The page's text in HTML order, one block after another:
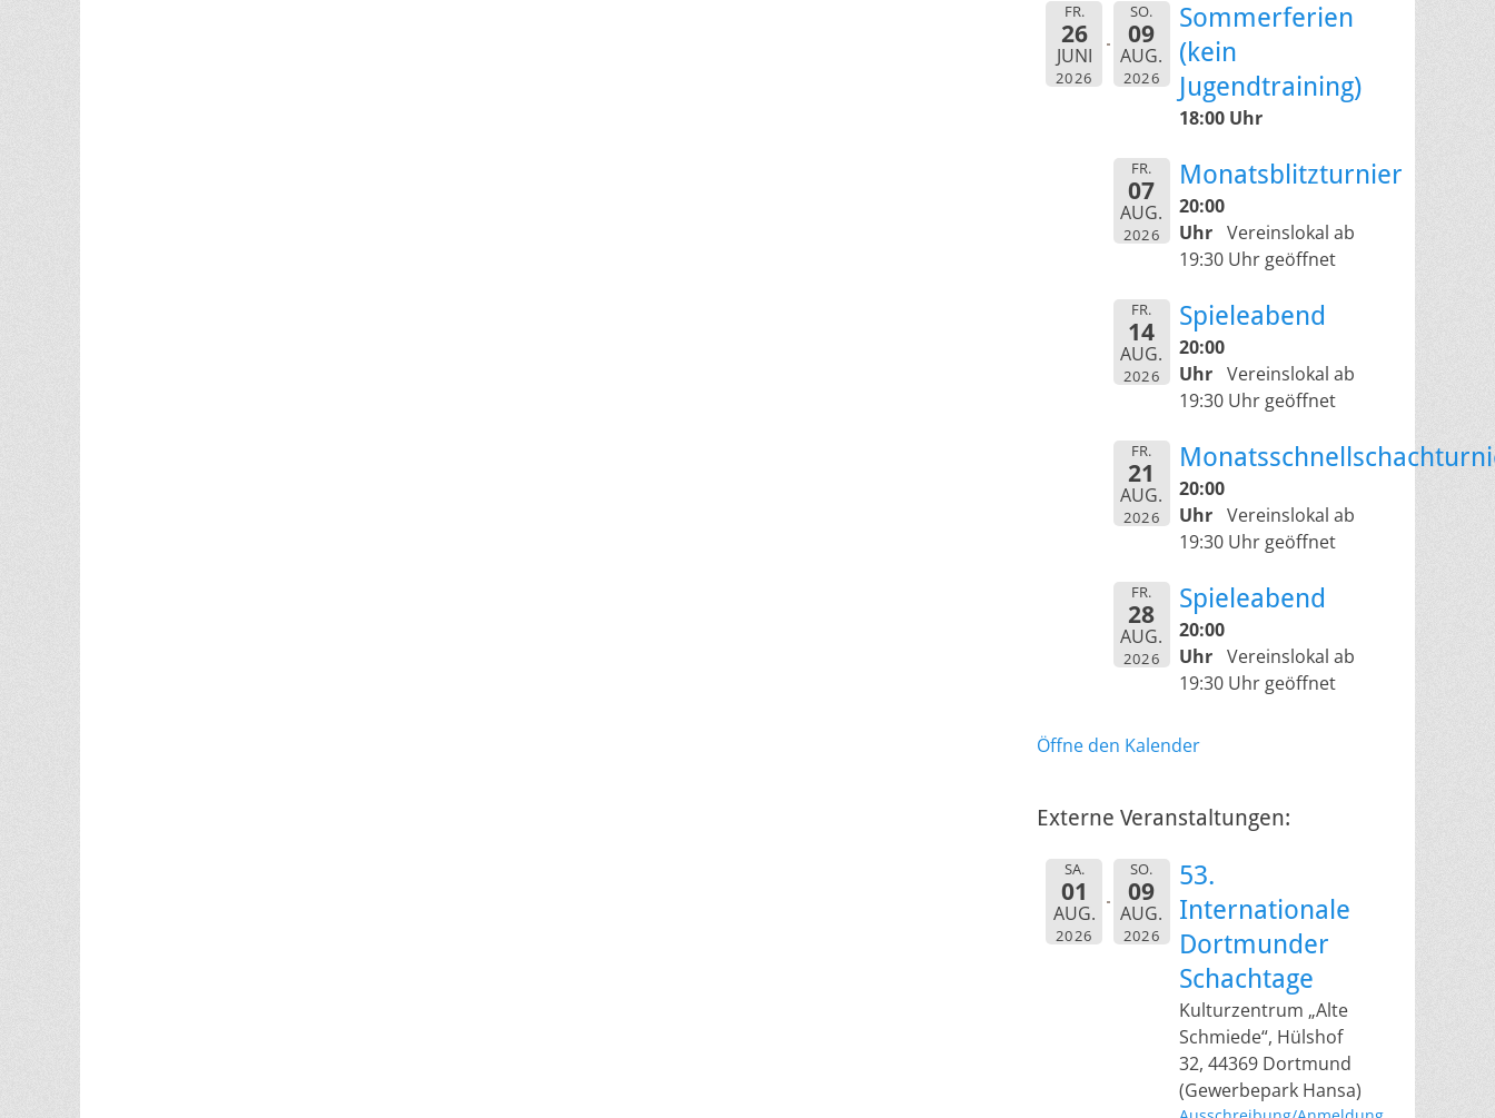
FR.
26
JUNI
2026
SO.
09
AUG.
2026
Sommerferien
(kein
Jugendtraining)
18:00 Uhr
FR.
07
AUG.
2026
Monatsblitzturnier
20:00
Uhr Vereinslokal ab
19:30 Uhr geöffnet
FR.
14
AUG.
2026
Spieleabend
20:00
Uhr Vereinslokal ab
19:30 Uhr geöffnet
FR.
21
AUG.
2026
20:00
Uhr Vereinslokal ab
19:30 Uhr geöffnet
FR.
28
AUG.
2026
Spieleabend
20:00
Uhr Vereinslokal ab
19:30 Uhr geöffnet
Öffne den Kalender
Externe Veranstaltungen:
SA.
01
AUG.
2026
SO.
09
AUG.
2026
53.
Internationale
Dortmunder
Schachtage
Kulturzentrum „Alte
Schmiede“, Hülshof
32, 44369 Dortmund
(Gewerbepark Hansa)